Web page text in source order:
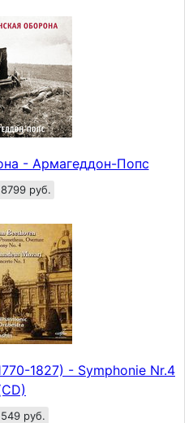
- Армагеддон-Попс
8799 руб.
1827) - Symphonie Nr.4
549 руб.